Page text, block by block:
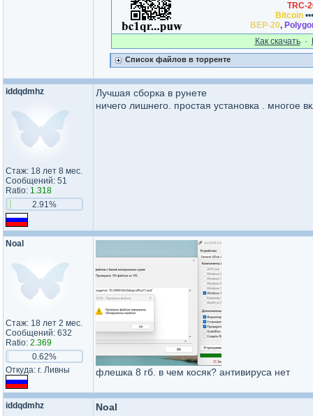
TRC-
Bitcoin
BEP-20,
Как cкачать·
Список файлов в торренте
iddqdmhz
Стаж: 18 лет 8 мес.
Сообщений: 51
Ratio: 1.318
2.91%
Лучшая сборка в рунете
ничего лишнего. простая установка . многое
Noal
Стаж: 18 лет 2 мес.
Сообщений: 632
Ratio: 2.369
0.62%
Откуда: г. Ливны
флешка 8 гб. в чем косяк? антивируса нет
iddqdmhz
Noal